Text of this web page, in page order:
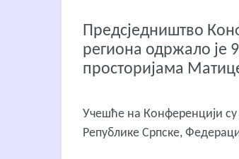
Предсједништво
региона одржало је
просторијама
Учешће на Конференцији су
Републике Српске,